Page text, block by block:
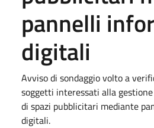
pannelli
digitali
Avviso di sondaggio volto a
soggetti interessati alla
di spazi pubblicitari mediante
digitali.